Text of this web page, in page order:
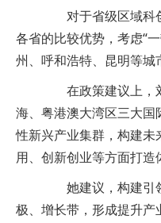
对于省级区域科
各省的比较优势，考虑“
州、呼和浩特、昆明等城
在政策建议上，
海、粤港澳大湾区三大
性新兴产业集群，构建
用、创新创业等方面打造
她建议，构建引
极、增长带，形成提升